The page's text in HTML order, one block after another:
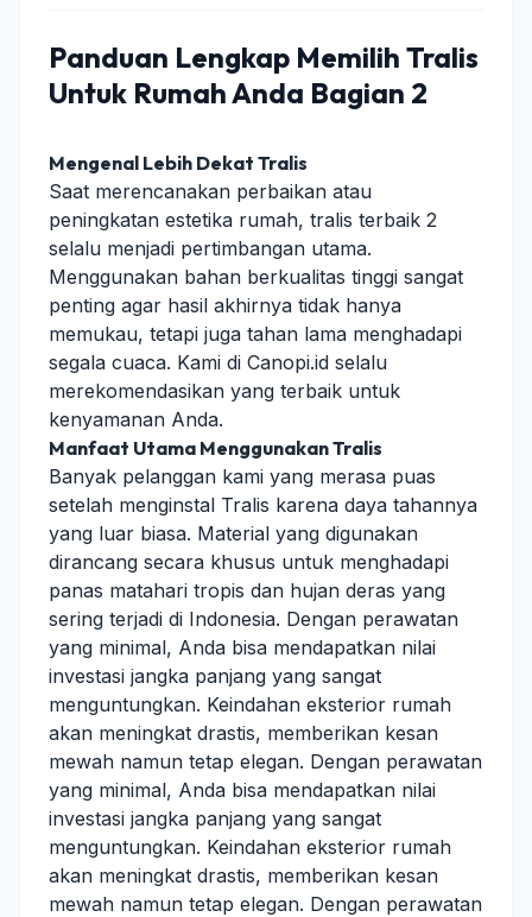
Panduan Lengkap Memilih Tralis
Untuk Rumah Anda Bagian 2
Mengenal Lebih Dekat Tralis
Saat merencanakan perbaikan atau
peningkatan estetika rumah, tralis terbaik 2
selalu menjadi pertimbangan utama.
Menggunakan bahan berkualitas tinggi sangat
penting agar hasil akhirnya tidak hanya
memukau, tetapi juga tahan lama menghadapi
segala cuaca. Kami di Canopi.id selalu
merekomendasikan yang terbaik untuk
kenyamanan Anda.
Manfaat Utama Menggunakan Tralis
Banyak pelanggan kami yang merasa puas
setelah menginstal Tralis karena daya tahannya
yang luar biasa. Material yang digunakan
dirancang secara khusus untuk menghadapi
panas matahari tropis dan hujan deras yang
sering terjadi di Indonesia. Dengan perawatan
yang minimal, Anda bisa mendapatkan nilai
investasi jangka panjang yang sangat
menguntungkan. Keindahan eksterior rumah
akan meningkat drastis, memberikan kesan
mewah namun tetap elegan. Dengan perawatan
yang minimal, Anda bisa mendapatkan nilai
investasi jangka panjang yang sangat
menguntungkan. Keindahan eksterior rumah
akan meningkat drastis, memberikan kesan
mewah namun tetap elegan. Dengan perawatan